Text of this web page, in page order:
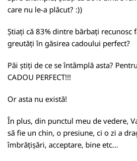
care nu le-a plăcut? :))
Știați că 83% dintre bărbați recunosc
greutăți în găsirea cadoului perfect?
Păi știți de ce se întâmplă asta?
CADOU PERFECT!!!
Or asta nu există!
În plus, din punctul meu de vedere,
să fie un chin, o presiune, ci o zi a
îmbrățișări, acceptare, bine etc...